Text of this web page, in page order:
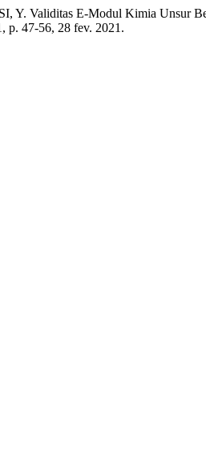
Y. Validitas E-Modul Kimia Unsur
p. 47-56, 28 fev. 2021.